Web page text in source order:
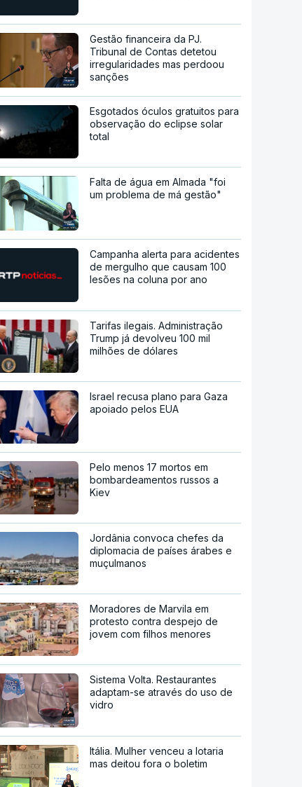
Gestão financeira da PJ.
Tribunal de Contas detetou
irregularidades mas perdoou
sanções
Esgotados óculos gratuitos para
observação do eclipse solar
total
Falta de água em Almada "foi
um problema de má gestão"
Campanha alerta para acidentes
de mergulho que causam 100
lesões na coluna por ano
Tarifas ilegais. Administração
Trump já devolveu 100 mil
milhões de dólares
Israel recusa plano para Gaza
apoiado pelos EUA
Pelo menos 17 mortos em
bombardeamentos russos a
Kiev
Jordânia convoca chefes da
diplomacia de países árabes e
muçulmanos
Moradores de Marvila em
protesto contra despejo de
jovem com filhos menores
Sistema Volta. Restaurantes
adaptam-se através do uso de
vidro
Itália. Mulher venceu a lotaria
mas deitou fora o boletim